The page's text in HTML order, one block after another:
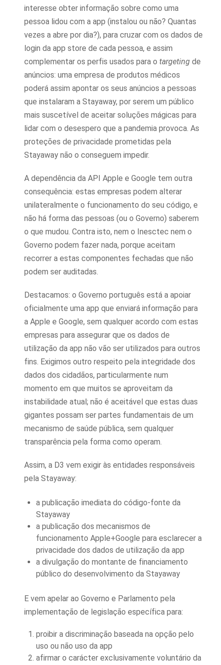
interesse obter informação sobre como uma
pessoa lidou com a app (instalou ou não? Quantas
vezes a abre por dia?), para cruzar com os dados de
login da app store de cada pessoa, e assim
complementar os perfis usados para o targeting de
anúncios: uma empresa de produtos médicos
poderá assim apontar os seus anúncios a pessoas
que instalaram a Stayaway, por serem um público
mais suscetível de aceitar soluções mágicas para
lidar com o desespero que a pandemia provoca. As
proteções de privacidade prometidas pela
Stayaway não o conseguem impedir.
A dependência da API Apple e Google tem outra
consequência: estas empresas podem alterar
unilateralmente o funcionamento do seu código, e
não há forma das pessoas (ou o Governo) saberem
o que mudou. Contra isto, nem o Inesctec nem o
Governo podem fazer nada, porque aceitam
recorrer a estas componentes fechadas que não
podem ser auditadas.
Destacamos: o Governo português está a apoiar
oficialmente uma app que enviará informação para
a Apple e Google, sem qualquer acordo com estas
empresas para assegurar que os dados de
utilização da app não vão ser utilizados para outros
fins. Exigimos outro respeito pela integridade dos
dados dos cidadãos, particularmente num
momento em que muitos se aproveitam da
instabilidade atual; não é aceitável que estas duas
gigantes possam ser partes fundamentais de um
mecanismo de saúde pública, sem qualquer
transparência pela forma como operam.
Assim, a D3 vem exigir às entidades responsáveis
pela Stayaway:
a publicação imediata do código-fonte da
Stayaway
a publicação dos mecanismos de
funcionamento Apple+Google para esclarecer a
privacidade dos dados de utilização da app
a divulgação do montante de financiamento
público do desenvolvimento da Stayaway
E vem apelar ao Governo e Parlamento pela
implementação de legislação específica para:
proibir a discriminação baseada na opção pelo
uso ou não uso da app
afirmar o carácter exclusivamente voluntário da